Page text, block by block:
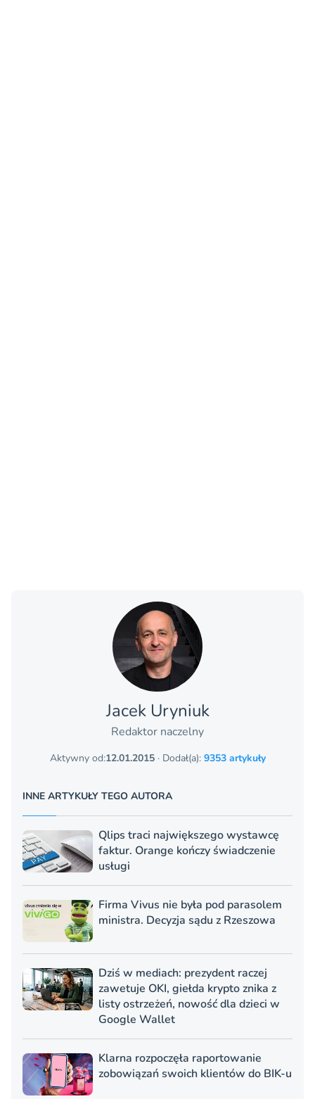
Jacek Uryniuk
Redaktor naczelny
Aktywny od:12.01.2015· Dodał(a): 9353 artykuły
INNE ARTYKUŁY TEGO AUTORA
Qlips traci największego wystawcę
faktur. Orange kończy świadczenie
usługi
Firma Vivus nie była pod parasolem
ministra. Decyzja sądu z Rzeszowa
Dziś w mediach: prezydent raczej
zawetuje OKI, giełda krypto znika z
listy ostrzeżeń, nowość dla dzieci w
Google Wallet
Klarna rozpoczęła raportowanie
zobowiązań swoich klientów do BIK-u